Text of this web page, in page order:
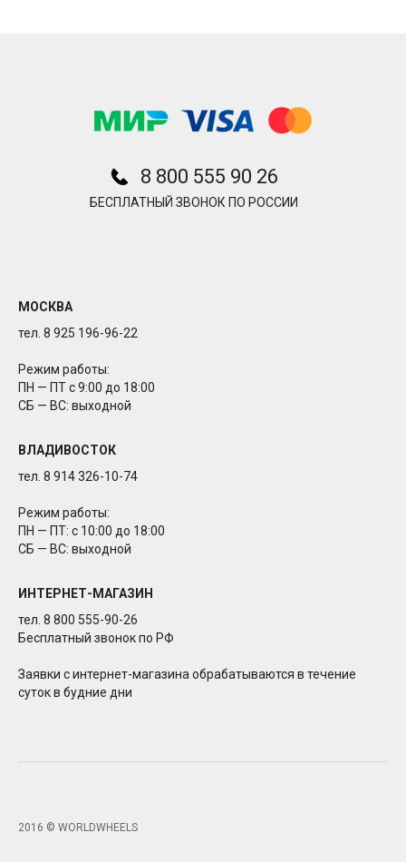
8 800 555 90 26
БЕСПЛАТНЫЙ ЗВОНОК ПО РОССИИ
МОСКВА
тел. 8 925 196-96-22
Режим работы:
ПН — ПТ с 9:00 до 18:00
СБ — ВС: выходной
ВЛАДИВОСТОК
тел. 8 914 326-10-74
Режим работы:
ПН — ПТ: с 10:00 до 18:00
СБ — ВС: выходной
ИНТЕРНЕТ-МАГАЗИН
тел. 8 800 555-90-26
Бесплатный звонок по РФ
Заявки с интернет-магазина обрабатываются в течение
суток в будние дни
2016 © WORLDWHEELS